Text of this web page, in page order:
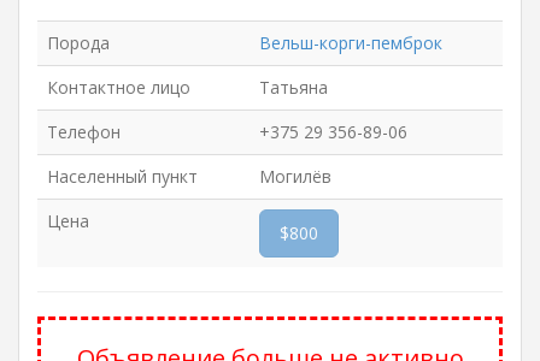
Порода
Вельш-корги-пемброк
Контактное лицо
Татьяна
Телефон
+375 29 356-89-06
Населенный пункт
Могилёв
Цена
$800